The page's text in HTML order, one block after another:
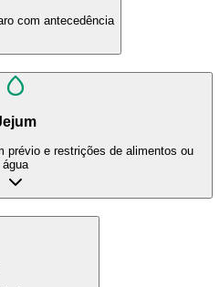
com antecedência
prévio e restrições de alimentos ou
água